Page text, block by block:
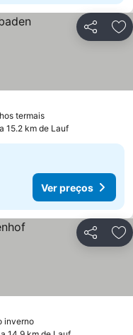
Partilhar
termais
15.2 km de Lauf
Ver preços
Partilhar
inverno